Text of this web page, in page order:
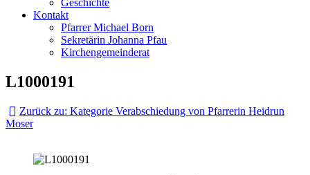
Geschichte
Kontakt
Pfarrer Michael Born
Sekretärin Johanna Pfau
Kirchengemeinderat
L1000191
Zurück zu: Kategorie Verabschiedung von Pfarrerin Heidrun
Moser